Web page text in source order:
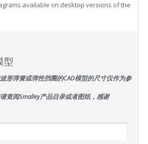
available on desktop versions of the
型
弹簧或弹性挡圈的CAD模型的尺寸仅作为参
阅Smalley产品目录或者图纸，感谢